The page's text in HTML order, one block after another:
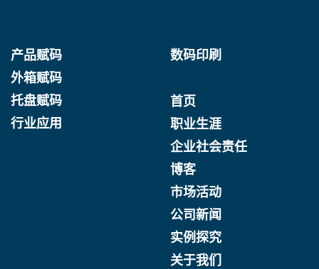
产品赋码
外箱赋码
托盘赋码
行业应用
数码印刷
首页
职业生涯
企业社会责任
博客
市场活动
公司新闻
实例探究
关于我们